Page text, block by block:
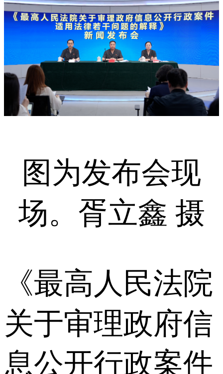
图为发布会现
场。胥立鑫 摄
《最高人民法院
关于审理政府信
息公开行政案件